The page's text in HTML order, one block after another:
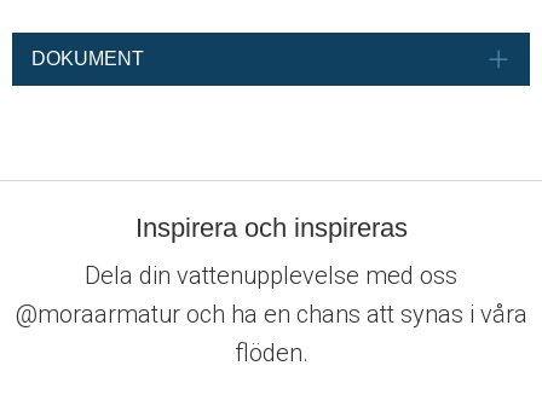
DOKUMENT
Inspirera och inspireras
Dela din vattenupplevelse med oss
@moraarmatur och ha en chans att synas i våra
flöden.